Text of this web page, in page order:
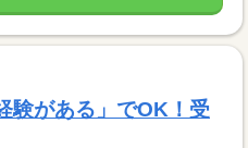
験がある」でOK！受